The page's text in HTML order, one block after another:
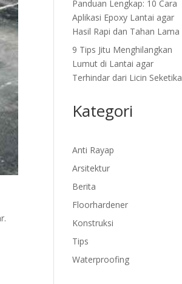
Panduan Lengkap: 10 Cara
Aplikasi Epoxy Lantai agar
Hasil Rapi dan Tahan Lama
9 Tips Jitu Menghilangkan
Lumut di Lantai agar
Terhindar dari Licin Seketika
Kategori
Anti Rayap
Arsitektur
Berita
Floorhardener
Konstruksi
Tips
Waterproofing